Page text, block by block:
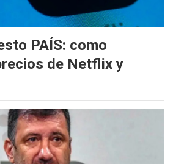
PAÍS: como
de Netflix y